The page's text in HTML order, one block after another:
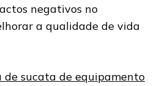
negativos no
a qualidade de vida
de sucata de equipamento